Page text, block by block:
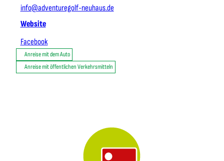
info@adventuregolf-neuhaus.de
Website
Facebook
Anreise mit dem Auto
Anreise mit öffentlichen Verkehrsmitteln